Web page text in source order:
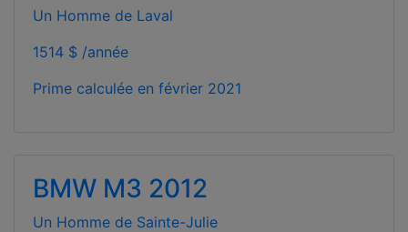
Un Homme de Laval
1514 $ /année
Prime calculée en février 2021
BMW M3 2012
Un Homme de Sainte-Julie